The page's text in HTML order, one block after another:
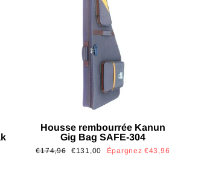
Housse rembourrée Kanun
Gig Bag SAFE-304
Prix
€174,96
Prix
€131,00 Épargnez €43,96